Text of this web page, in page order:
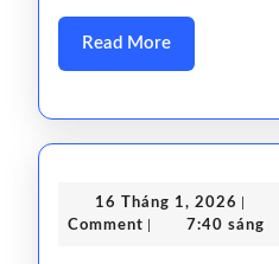
Read MoreRead
More
16 Tháng 1, 2026 16
Tháng
Comment
7:40 sáng